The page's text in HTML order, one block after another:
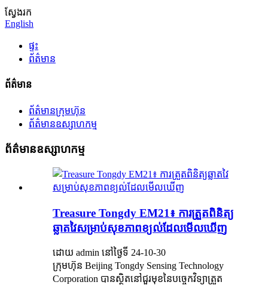
ស្វែងរក
English
ផ្ទះ
ព័ត៌មាន
ព័ត៌មាន
ព័ត៌មានក្រុមហ៊ុន
ព័ត៌មានឧស្សាហកម្ម
ព័ត៌មានឧស្សាហកម្ម
Treasure Tongdy EM21៖ ការត្រួតពិនិត្យ
ឆ្លាតវៃសម្រាប់សុខភាពខ្យល់ដែលមើលឃើញ
ដោយ admin នៅថ្ងៃទី 24-10-30
ក្រុមហ៊ុន Beijing Tongdy Sensing Technology
Corporation បានស្ថិតនៅជួរមុខនៃបច្ចេកវិទ្យាត្រួត